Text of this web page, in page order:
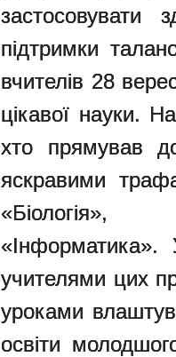
застосовувати
підтримки
вчителів 28
цікавої науки.
хто прямував
яскравими
«Біологія»,
«Інформатика».
учителями цих
уроками
освіти